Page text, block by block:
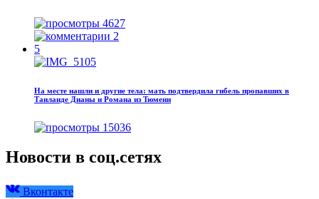
4627
2
5
На месте нашли и другие тела: мать подтвердила гибель пропавших в
Таиланде Дианы и Романа из Тюмени
15036
Новости в соц.сетях
Вконтакте